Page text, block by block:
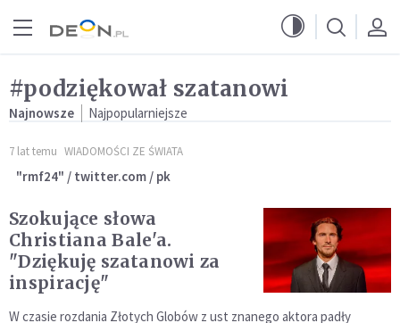
#podziękował szatanowi
Najnowsze Najpopularniejsze
7 lat temu WIADOMOŚCI ZE ŚWIATA
"rmf24" / twitter.com / pk
Szokujące słowa
Christiana Bale'a.
"Dziękuję szatanowi za
inspirację"
W czasie rozdania Złotych Globów z ust znanego aktora padły